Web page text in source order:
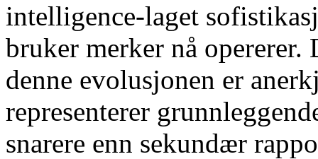
intelligence-laget
bruker merker nå opererer.
denne evolusjonen er
representerer
snarere enn sekundær